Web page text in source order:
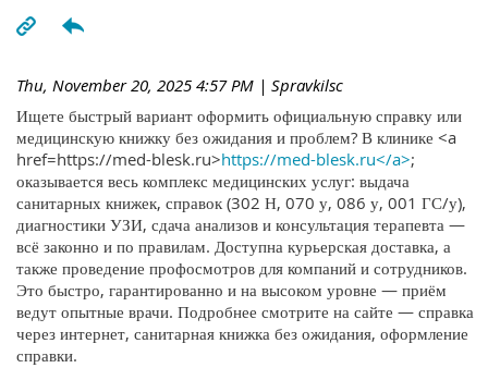
Thu, November 20, 2025 4:57 PM | Spravkilsc
Ищете быстрый вариант оформить официальную справку или
медицинскую книжку без ожидания и проблем? В клинике <a
href=https://med-blesk.ru>https://med-blesk.ru</a>;
оказывается весь комплекс медицинских услуг: выдача
санитарных книжек, справок (302 Н, 070 у, 086 у, 001 ГС/у),
диагностики УЗИ, сдача анализов и консультация терапевта —
всё законно и по правилам. Доступна курьерская доставка, а
также проведение профосмотров для компаний и сотрудников.
Это быстро, гарантированно и на высоком уровне — приём
ведут опытные врачи. Подробнее смотрите на сайте — справка
через интернет, санитарная книжка без ожидания, оформление
справки.